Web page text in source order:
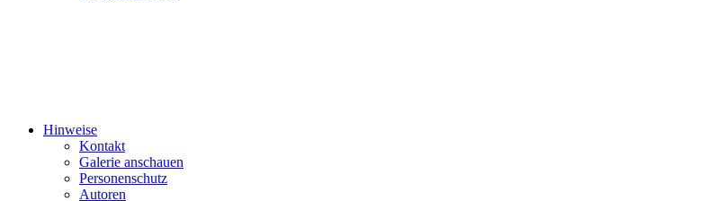
Hinweise
Kontakt
Galerie anschauen
Personenschutz
Autoren